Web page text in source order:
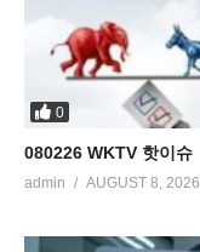
0
080226 WKTV 핫이슈
admin AUGUST 8, 2026